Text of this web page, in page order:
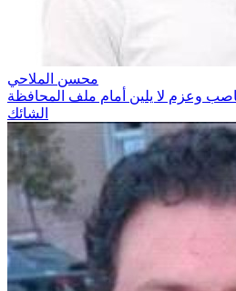
محسن الملاحي
وعزم لا يلين أمام ملف المحافظة
الشائك